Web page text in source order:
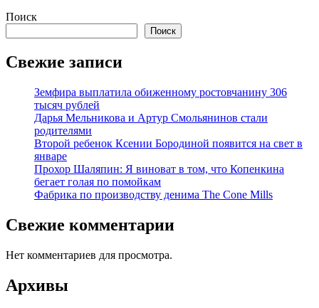
Поиск
Поиск
Свежие записи
Земфира выплатила обиженному ростовчанину 306
тысяч рублей
Дарья Мельникова и Артур Смольянинов стали
родителями
Второй ребенок Ксении Бородиной появится на свет в
январе
Прохор Шаляпин: Я виноват в том, что Копенкина
бегает голая по помойкам
Фабрика по производству денима The Cone Mills
Свежие комментарии
Нет комментариев для просмотра.
Архивы